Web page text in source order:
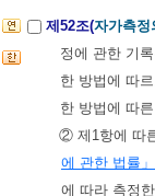
제52조(자가측정
정에 관한 기
한 방법에 따
한 방법에 따
② 제1항에 따
에 관한 법률」
에 따라 측정